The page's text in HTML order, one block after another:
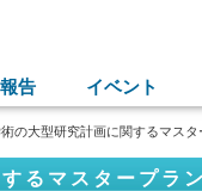
告 イベント
の大型研究計画に関するマス
るマスタープラ